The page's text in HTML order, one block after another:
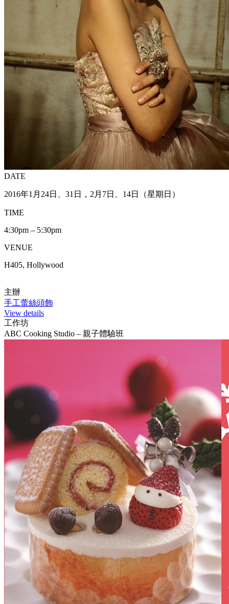
DATE
2016年1月24日、31日，2月7日、14日（星期日）
TIME
4:30pm – 5:30pm
VENUE
H405, Hollywood
主辦
手工蕾絲頭飾
View details
工作坊
ABC Cooking Studio – 親子體驗班